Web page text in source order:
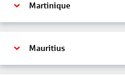
Martinique
Mauritius